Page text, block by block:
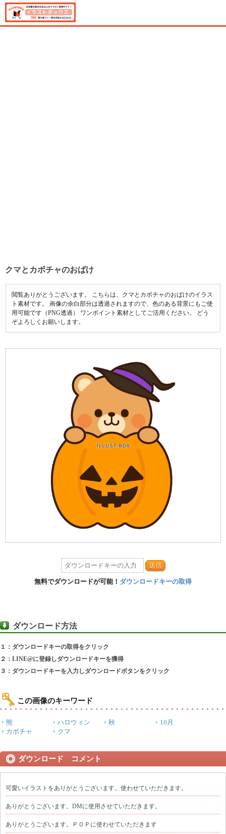
クマとカボチャのおばけ
閲覧ありがとうございます。 こちらは、クマとカボチャのおばけのイラス
ト素材です。 画像の余白部分は透過されますので、色のある背景にもご使
用可能です（PNG透過） ワンポイント素材としてご活用ください。 どう
ぞよろしくお願いします。
送信
無料でダウンロードが可能！ ダウンロードキーの取得
ダウンロード方法
１：ダウンロードキーの取得をクリック
２：LINE@に登録しダウンロードキーを獲得
３：ダウンロードキーを入力しダウンロードボタンをクリック
この画像のキーワード
熊 ハロウィン 秋
10月
カボチャ
クマ
ダウンロード コメント
可愛いイラストをありがとうございます。使わせていただきます。
ありがとうございます。DMに使用させていただきます。
ありがとうございます。ＰＯＰに使わせていただきます